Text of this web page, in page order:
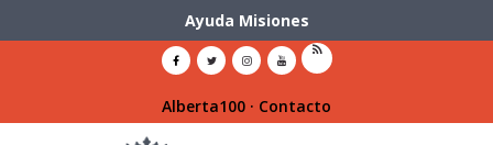
Ayuda Misiones
Alberta100 · Contacto